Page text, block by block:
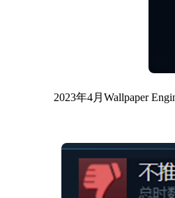
2023年4月Wallpaper